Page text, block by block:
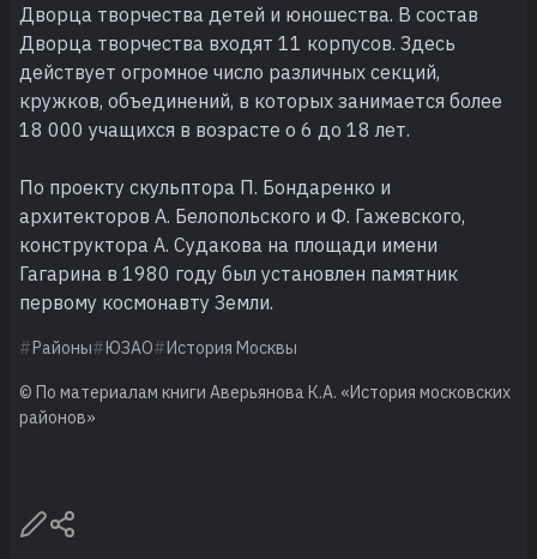
Дворца творчества детей и юношества. В состав
Дворца творчества входят 11 корпусов. Здесь
действует огромное число различных секций,
кружков, объединений, в которых занимается более
18 000 учащихся в возрасте о 6 до 18 лет.
По проекту скульптора П. Бондаренко и
архитекторов А. Белопольского и Ф. Гажевского,
конструктора А. Судакова на площади имени
Гагарина в 1980 году был установлен памятник
первому космонавту Земли.
Районы ЮЗАО История Москвы
© По материалам книги Аверьянова К.А. «История московских
районов»